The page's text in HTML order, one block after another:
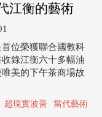
江衡的藝術
位榮獲聯合國教科
錄江衡六十多幅油
美的下午茶商場故
超現實波普
當代藝術